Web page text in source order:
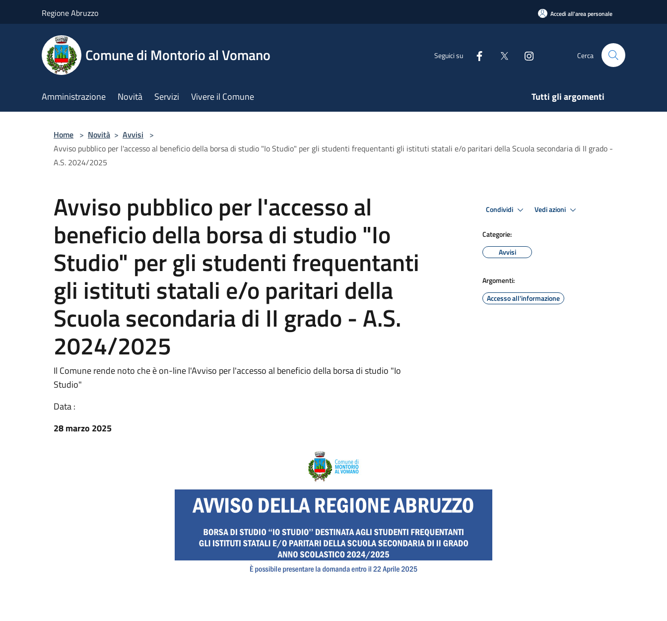
Regione Abruzzo Accedi all'area personale
Comune di Montorio al Vomano Seguici su Cerca
Amministrazione Novità Servizi Vivere il Comune Tutti gli argomenti
Home > Novità > Avvisi >
Avviso pubblico per l'accesso al beneficio della borsa di studio "Io Studio" per gli studenti frequentanti gli istituti statali e/o paritari della Scuola secondaria di II grado -
A.S. 2024/2025
Avviso pubblico per l'accesso al
beneficio della borsa di studio "Io
Studio" per gli studenti frequentanti
gli istituti statali e/o paritari della
Scuola secondaria di II grado - A.S.
2024/2025
Il Comune rende noto che è on-line l'Avviso per l'accesso al beneficio della borsa di studio "Io
Studio"
Data :
28 marzo 2025
Condividi Vedi azioni
Categorie:
Avvisi
Argomenti:
Accesso all'informazione